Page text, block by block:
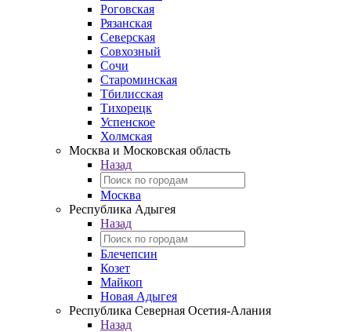
Роговская
Рязанская
Северская
Совхозный
Сочи
Староминская
Тбилисская
Тихорецк
Успенское
Холмская
Москва и Московская область
Назад
Москва
Республика Адыгея
Назад
Блечепсин
Козет
Майкоп
Новая Адыгея
Республика Северная Осетия-Алания
Назад